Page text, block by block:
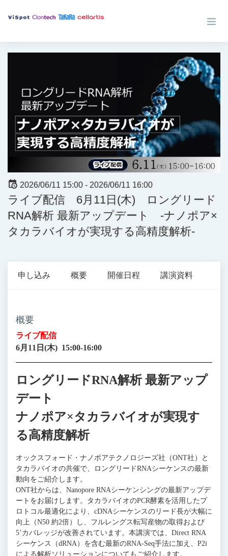
2026/06/11 15:00 - 2026/06/11 16:00
ライブ配信 6月11日(木) ロングリード
RNA解析 最新アップデート -ナノポア×
タカラバイオが実現する高精度解析-
申し込み 概要 開催日程 講演資料
概要
ライブ配信
6月11日(木) 15:00-16:00
ロングリードRNA解析 最新アップ
デート
ナノポア×タカラバイオが実現す
る高精度解析
オックスフォード・ナノポアテクノロジーズ社（ONT社）と
タカラバイオの共催で、ロングリードRNAシーケンスの最新
動向をご紹介します。
ONT社からは、Nanopore RNAシーケンシングの最新アップデ
ートをお届けします。タカラバイオのPCR酵素を活用したプ
ロトコル最適化により、cDNAシーケンスのリード長が大幅に
向上（N50 約2倍）し、フルレングス転写産物の取得および
5’カバレッジが改善されています。本講演では、Direct RNA
シーケンス（dRNA）を含む最新のRNA-Seq手法に加え、P2i
による解析ソリューションについてもご紹介します。